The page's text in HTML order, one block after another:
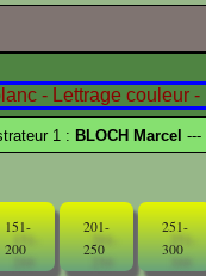
1 : BLOCH Marcel ---
151-
200
201-
250
251-
300